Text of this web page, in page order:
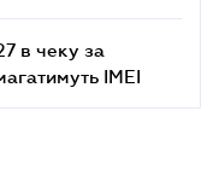
в чеку за
IMEI